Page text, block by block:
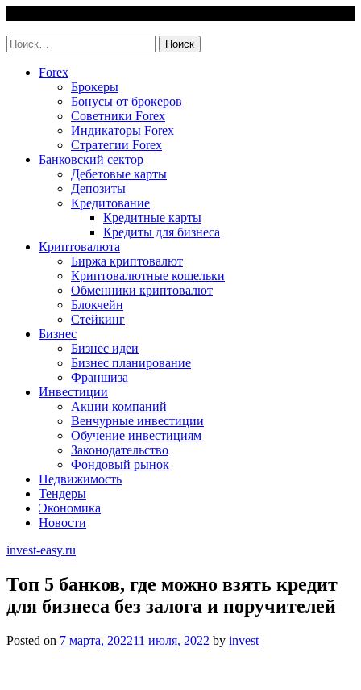
content
Найти:
Forex
Брокеры
Бонусы от брокеров
Советники Forex
Индикаторы Forex
Стратегии Forex
Банковский сектор
Дебетовые карты
Депозиты
Кредитование
Кредитные карты
Кредиты для бизнеса
Криптовалюта
Биржа криптовалют
Криптовалютные кошельки
Обменники криптовалют
Блокчейн
Стейкинг
Бизнес
Бизнес идеи
Бизнес планирование
Франшиза
Инвестиции
Акции компаний
Венчурные инвестиции
Обучение инвестициям
Законодательство
Фондовый рынок
Недвижимость
Тендеры
Экономика
Новости
invest-easy.ru
Топ 5 банков, где можно взять кредит
для бизнеса без залога и поручителей
Posted on 7 марта, 202211 июля, 2022 by invest